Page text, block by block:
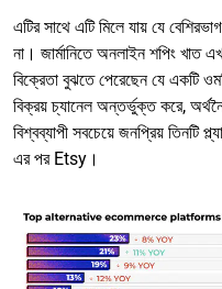
এটির সাথে এটি মিলে যায় যে
না। জার্মানিতে অনলাইন শপিং খাত
বিক্রেতা বুঝতে পেরেছেন যে একটি
বিক্রয় চ্যানেল অন্তর্ভুক্ত করে,
বিশ্বব্যাপী সবচেয়ে জনপ্রিয়
এর পর Etsy।